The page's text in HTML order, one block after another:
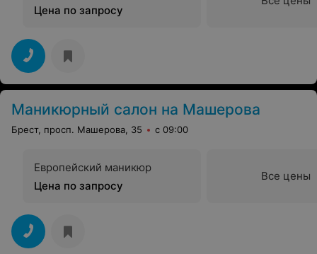
Цена по запросу
Маникюрный салон на Машерова
Брест, просп. Машерова, 35 с 09:00
Европейский маникюр
Цена по запросу
Все цены